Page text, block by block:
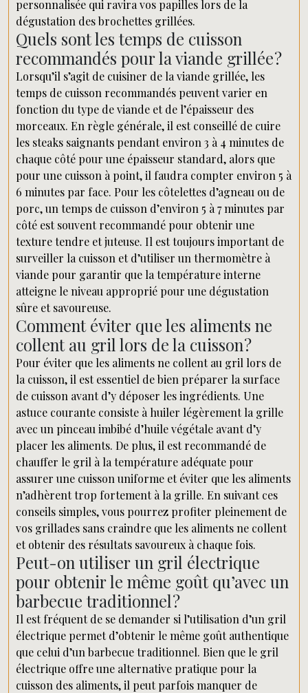
personnalisée qui ravira vos papilles lors de la
dégustation des brochettes grillées.
Quels sont les temps de cuisson
recommandés pour la viande grillée ?
Lorsqu’il s’agit de cuisiner de la viande grillée, les
temps de cuisson recommandés peuvent varier en
fonction du type de viande et de l’épaisseur des
morceaux. En règle générale, il est conseillé de cuire
les steaks saignants pendant environ 3 à 4 minutes de
chaque côté pour une épaisseur standard, alors que
pour une cuisson à point, il faudra compter environ 5 à
6 minutes par face. Pour les côtelettes d’agneau ou de
porc, un temps de cuisson d’environ 5 à 7 minutes par
côté est souvent recommandé pour obtenir une
texture tendre et juteuse. Il est toujours important de
surveiller la cuisson et d’utiliser un thermomètre à
viande pour garantir que la température interne
atteigne le niveau approprié pour une dégustation
sûre et savoureuse.
Comment éviter que les aliments ne
collent au gril lors de la cuisson ?
Pour éviter que les aliments ne collent au gril lors de
la cuisson, il est essentiel de bien préparer la surface
de cuisson avant d’y déposer les ingrédients. Une
astuce courante consiste à huiler légèrement la grille
avec un pinceau imbibé d’huile végétale avant d’y
placer les aliments. De plus, il est recommandé de
chauffer le gril à la température adéquate pour
assurer une cuisson uniforme et éviter que les aliments
n’adhèrent trop fortement à la grille. En suivant ces
conseils simples, vous pourrez profiter pleinement de
vos grillades sans craindre que les aliments ne collent
et obtenir des résultats savoureux à chaque fois.
Peut-on utiliser un gril électrique
pour obtenir le même goût qu’avec un
barbecue traditionnel ?
Il est fréquent de se demander si l’utilisation d’un gril
électrique permet d’obtenir le même goût authentique
que celui d’un barbecue traditionnel. Bien que le gril
électrique offre une alternative pratique pour la
cuisson des aliments, il peut parfois manquer de